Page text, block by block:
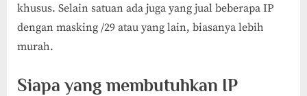
di
Jual
khusus. Selain satuan ada juga yang jual beberapa IP
dengan masking /29 atau yang lain, biasanya lebih
murah.
Siapa yang membutuhkan IP